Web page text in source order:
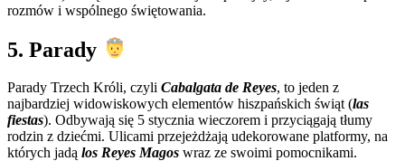
rozmów i wspólnego świętowania.
5. Parady
Parady Trzech Króli, czyli Cabalgata de Reyes, to jeden z
najbardziej widowiskowych elementów hiszpańskich świąt (las
fiestas). Odbywają się 5 stycznia wieczorem i przyciągają tłumy
rodzin z dziećmi. Ulicami przejeżdżają udekorowane platformy, na
których jadą los Reyes Magos wraz ze swoimi pomocnikami.